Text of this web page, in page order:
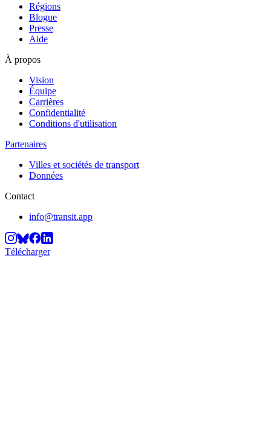
Régions
Blogue
Presse
Aide
À propos
Vision
Équipe
Carrières
Confidentialité
Conditions d'utilisation
Partenaires
Villes et sociétés de transport
Données
Contact
info@transit.app
Télécharger